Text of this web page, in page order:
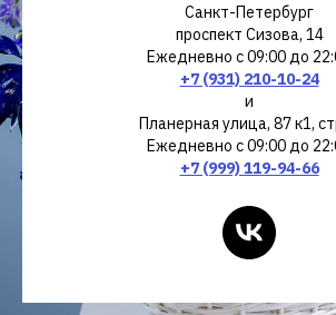
Санкт-Петербург
проспект Сизова, 14
Ежедневно с 09:00 до
+7 (931) 210-10-24
и
Планерная улица, 87 к1,
Ежедневно с 09:00 до
+7 (999) 119-94-66